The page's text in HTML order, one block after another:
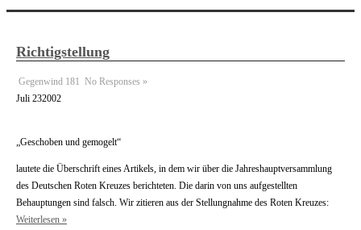
Richtigstellung
Gegenwind 181 No Responses »
Juli 232002
„Geschoben und gemogelt“
lautete die Überschrift eines Artikels, in dem wir über die Jahreshauptversammlung
des Deutschen Roten Kreuzes berichteten. Die darin von uns aufgestellten
Behauptungen sind falsch. Wir zitieren aus der Stellungnahme des Roten Kreuzes:
Weiterlesen »